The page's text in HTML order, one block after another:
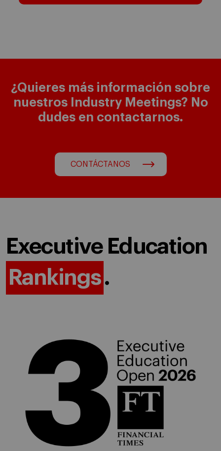
¿Quieres más información sobre
nuestros Industry Meetings? No
dudes en contactarnos.
CONTÁCTANOS
Executive Education
Rankings.